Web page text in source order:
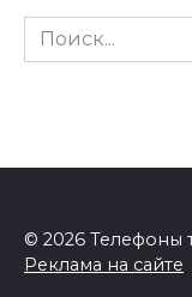
Search
for:
© 2026 Телефоны
Реклама на сайте